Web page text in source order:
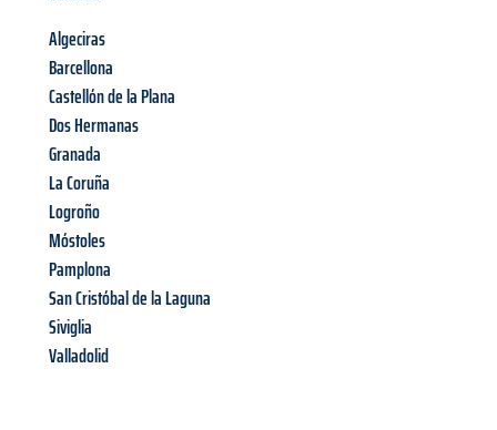
Algeciras
Barcellona
Castellón de la Plana
Dos Hermanas
Granada
La Coruña
Logroño
Móstoles
Pamplona
San Cristóbal de la Laguna
Siviglia
Valladolid